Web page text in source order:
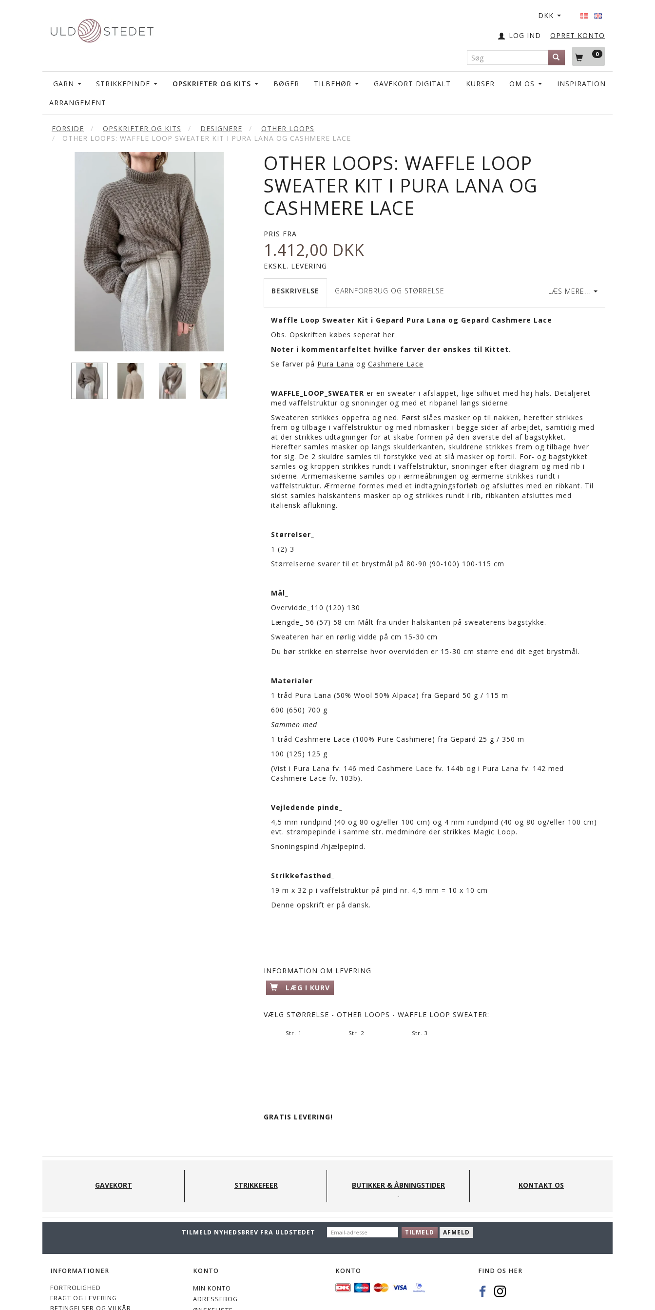
DKK
OPRET KONTO
LOG IND
0
GARN STRIKKEPINDE OPSKRIFTER OG KITS BØGER TILBEHØR GAVEKORT DIGITALT KURSER OM OS INSPIRATION
ARRANGEMENT
FORSIDE OPSKRIFTER OG KITS DESIGNERE
OTHER LOOPS
OTHER LOOPS: WAFFLE LOOP SWEATER KIT I PURA LANA OG CASHMERE LACE
OTHER LOOPS: WAFFLE LOOP
SWEATER KIT I PURA LANA OG
CASHMERE LACE
PRIS FRA
1.412,00 DKK
EKSKL. LEVERING
LÆS MERE...
BESKRIVELSE GARNFORBRUG OG STØRRELSE
Waffle Loop Sweater Kit i Gepard Pura Lana og Gepard Cashmere Lace
Obs. Opskriften købes seperat her
Noter i kommentarfeltet hvilke farver der ønskes til Kittet.
Se farver på Pura Lana og Cashmere Lace
WAFFLE_LOOP_SWEATER er en sweater i afslappet, lige silhuet med høj hals. Detaljeret
med vaffelstruktur og snoninger og med et ribpanel langs siderne.
Sweateren strikkes oppefra og ned. Først slåes masker op til nakken, herefter strikkes
frem og tilbage i vaffelstruktur og med ribmasker i begge sider af arbejdet, samtidig med
at der strikkes udtagninger for at skabe formen på den øverste del af bagstykket.
Herefter samles masker op langs skulderkanten, skuldrene strikkes frem og tilbage hver
for sig. De 2 skuldre samles til forstykke ved at slå masker op fortil. For- og bagstykket
samles og kroppen strikkes rundt i vaffelstruktur, snoninger efter diagram og med rib i
siderne. Ærmemaskerne samles op i ærmeåbningen og ærmerne strikkes rundt i
vaffelstruktur. Ærmerne formes med et indtagningsforløb og afsluttes med en ribkant. Til
sidst samles halskantens masker op og strikkes rundt i rib, ribkanten afsluttes med
italiensk aflukning.
Størrelser_
1 (2) 3
Størrelserne svarer til et brystmål på 80-90 (90-100) 100-115 cm
Mål_
Overvidde_110 (120) 130
Længde_ 56 (57) 58 cm Målt fra under halskanten på sweaterens bagstykke.
Sweateren har en rørlig vidde på cm 15-30 cm
Du bør strikke en størrelse hvor overvidden er 15-30 cm større end dit eget brystmål.
Materialer_
1 tråd Pura Lana (50% Wool 50% Alpaca) fra Gepard 50 g / 115 m
600 (650) 700 g
Sammen med
1 tråd Cashmere Lace (100% Pure Cashmere) fra Gepard 25 g / 350 m
100 (125) 125 g
(Vist i Pura Lana fv. 146 med Cashmere Lace fv. 144b og i Pura Lana fv. 142 med
Cashmere Lace fv. 103b).
Vejledende pinde_
4,5 mm rundpind (40 og 80 og/eller 100 cm) og 4 mm rundpind (40 og 80 og/eller 100 cm)
evt. strømpepinde i samme str. medmindre der strikkes Magic Loop.
Snoningspind /hjælpepind.
Strikkefasthed_
19 m x 32 p i vaffelstruktur på pind nr. 4,5 mm = 10 x 10 cm
Denne opskrift er på dansk.
INFORMATION OM LEVERING
LÆG I KURV
VÆLG STØRRELSE - OTHER LOOPS - WAFFLE LOOP SWEATER:
Str. 1 Str. 2 Str. 3
GRATIS LEVERING!
GAVEKORT STRIKKEFEER BUTIKKER & ÅBNINGSTIDER KONTAKT OS
TILMELD NYHEDSBREV FRA ULDSTEDET
EMAIL-
ADRESSE
TILMELD AFMELD
INFORMATIONER
FORTROLIGHED
FRAGT OG LEVERING
KONTO
MIN KONTO
ADRESSEBOG
KONTO FIND OS HER